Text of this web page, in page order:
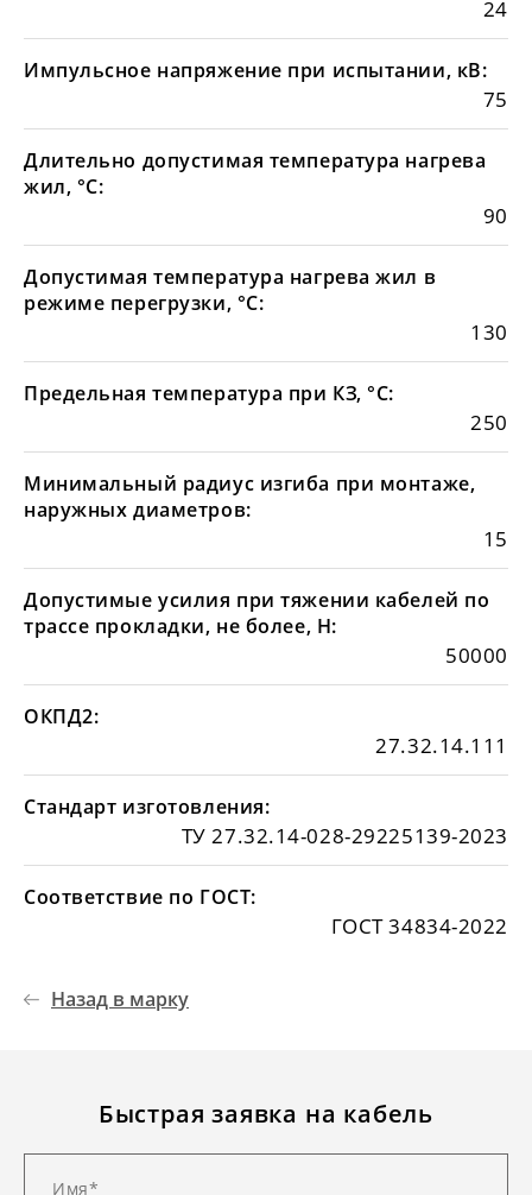
24
Импульсное напряжение при испытании, кВ:
75
Длительно допустимая температура нагрева
жил, °С:
90
Допустимая температура нагрева жил в
режиме перегрузки, °С:
130
Предельная температура при КЗ, °С:
250
Минимальный радиус изгиба при монтаже,
наружных диаметров:
15
Допустимые усилия при тяжении кабелей по
трассе прокладки, не более, Н:
50000
ОКПД2:
27.32.14.111
Стандарт изготовления:
ТУ 27.32.14-028-29225139-2023
Соответствие по ГОСТ:
ГОСТ 34834-2022
Назад в марку
Быстрая заявка на кабель